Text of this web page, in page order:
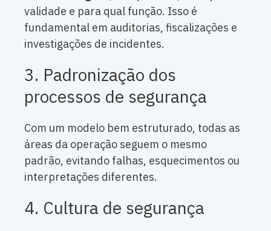
validade e para qual função. Isso é
fundamental em auditorias, fiscalizações e
investigações de incidentes.
3. Padronização dos
processos de segurança
Com um modelo bem estruturado, todas as
áreas da operação seguem o mesmo
padrão, evitando falhas, esquecimentos ou
interpretações diferentes.
4. Cultura de segurança